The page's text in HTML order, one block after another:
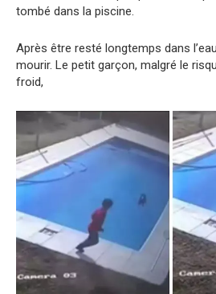
tombé dans la piscine.
Après être resté longtemps dans
mourir. Le petit garçon, malgré le
froid,